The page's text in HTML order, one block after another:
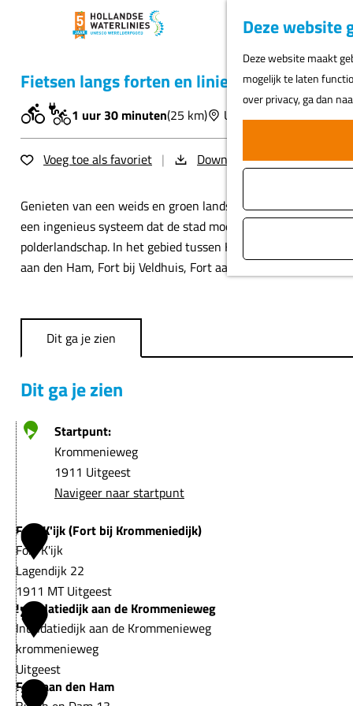
Deze website
Deze website maakt
mogelijk te laten
over privacy, ga dan
Fietsen langs forten en liniedijken
1 uur 30 minuten(25 km) Uitgeest
Voeg toe als favorietVoeg toe als favoriet
Download GPX
Genieten van een weids en groen landschap langs forten
een ingenieus systeem dat de stad moest beschermen tegen
polderlandschap. In het gebied tussen Krommenie en
aan den Ham, Fort bij Veldhuis, Fort aan de Sint Aagtendijk
Dit ga je zien
Dit ga je zien
Startpunt:
Krommenieweg
1911 Uitgeest
Navigeer naar startpunt
1
Fort K'ijk (Fort bij Krommeniedijk)
Fort K'ijk
Lagendijk 22
1911 MT Uitgeest
F
o
r
t
K
2
Inundatiedijk aan de Krommenieweg
Inundatiedijk aan de Krommenieweg
krommenieweg
Uitgeest
I3
Fort aan den Ham